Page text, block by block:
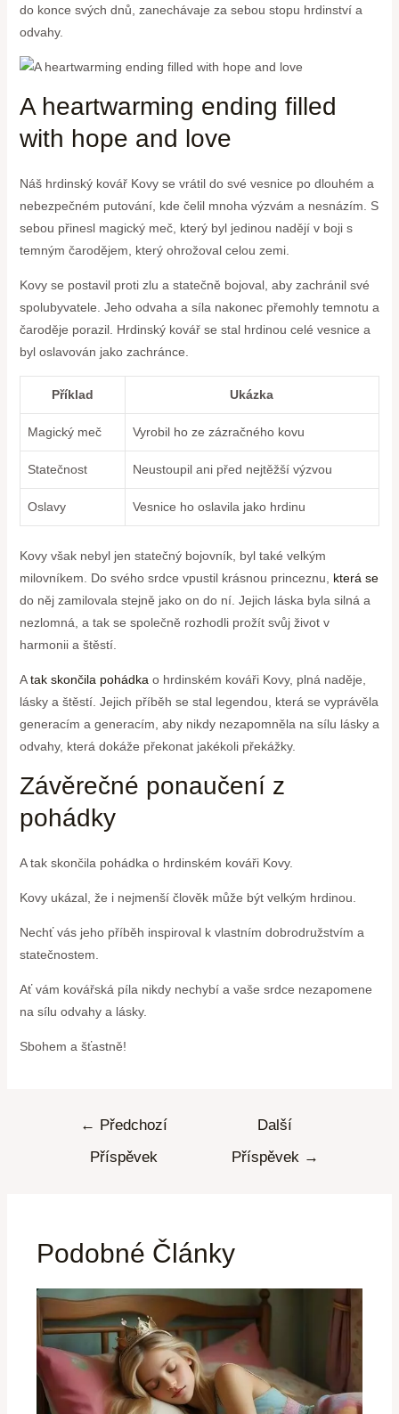
do konce svých dnů, zanechávaje za sebou stopu hrdinství a
odvahy.
A heartwarming ending filled
with hope and love
Náš hrdinský kovář Kovy se vrátil do své vesnice po dlouhém a
nebezpečném putování, kde čelil mnoha výzvám a nesnázím. S
sebou přinesl magický meč, který byl jedinou nadějí v boji s
temným čarodějem, který ohrožoval celou zemi.
Kovy se postavil proti zlu a statečně bojoval, aby zachránil své
spolubyvatele. Jeho odvaha a síla nakonec přemohly temnotu a
čaroděje porazil. Hrdinský kovář se stal hrdinou celé vesnice a
byl oslavován jako zachránce.
Příklad Ukázka
Magický meč Vyrobil ho ze zázračného kovu
Statečnost Neustoupil ani před nejtěžší výzvou
Oslavy Vesnice ho oslavila jako hrdinu
Kovy však nebyl jen statečný bojovník, byl také velkým
milovníkem. Do svého srdce vpustil krásnou princeznu, která se
do něj zamilovala stejně jako on do ní. Jejich láska byla silná a
nezlomná, a tak se společně rozhodli prožít svůj život v
harmonii a štěstí.
Atak skončila pohádkao hrdinském kováři Kovy, plná naděje,
lásky a štěstí. Jejich příběh se stal legendou, která se vyprávěla
generacím a generacím, aby nikdy nezapomněla na sílu lásky a
odvahy, která dokáže překonat jakékoli překážky.
Závěrečné ponaučení z
pohádky
A tak skončila pohádka o hrdinském kováři Kovy.
Kovy ukázal, že i nejmenší člověk může být velkým hrdinou.
Nechť vás jeho příběh inspiroval k vlastním dobrodružstvím a
statečnostem.
Ať vám kovářská píla nikdy nechybí a vaše srdce nezapomene
na sílu odvahy a lásky.
Sbohem a šťastně!
← Předchozí
Příspěvek
Další
Příspěvek →
Podobné Články